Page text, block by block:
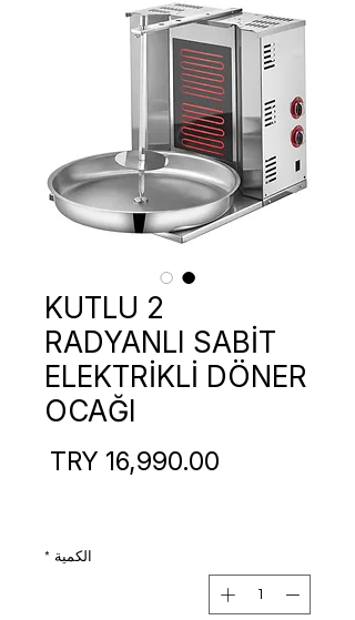
KUTLU 2
RADYANLI SABİT
ELEKTRİKLİ DÖNER
OCAĞI
الكمية *